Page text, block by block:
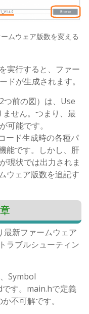
ムウェア版数を変える
実行すると、ファー
ドが生成されます。
前の図）は、Use
せん。つまり、最
可能です。
ード生成時の各種パ
能です。しかし、肝
現状では出力されま
ウェア版数を追記す
最新ファームウェア
ラブルシューティン
Symbol
です。main.hで定義
不可解です。